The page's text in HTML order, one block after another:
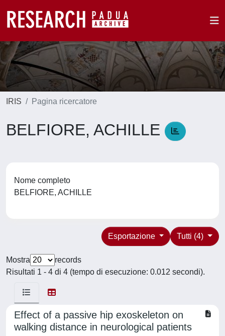
IRIS Pagina ricercatore
BELFIORE, ACHILLE
Nome completo
BELFIORE, ACHILLE
Tutti (4)
Esportazione
Mostra
records
Risultati 1 - 4 di 4 (tempo di esecuzione: 0.012 secondi).
Effect of a passive hip exoskeleton on
walking distance in neurological patients